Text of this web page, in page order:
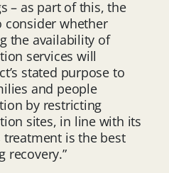
– as part of this, the
consider whether
the availability of
services will
stated purpose to
and people
by restricting
sites, in line with its
is the best
recovery.”